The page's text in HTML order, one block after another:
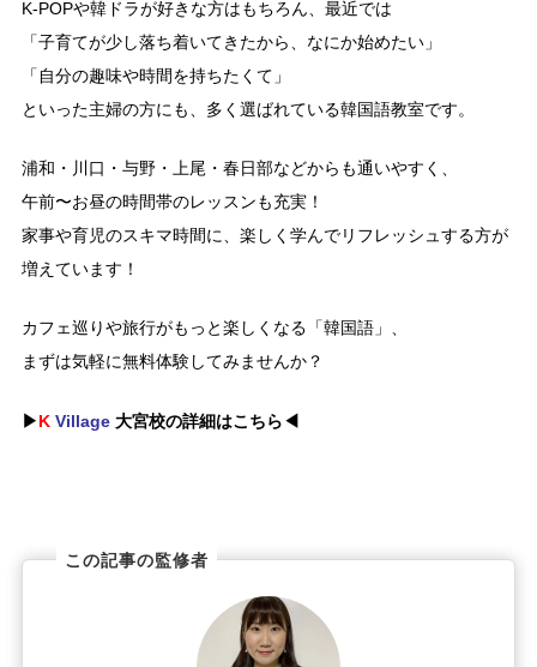
K-POPや韓ドラが好きな方はもちろん、最近では
「子育てが少し落ち着いてきたから、なにか始めたい」
「自分の趣味や時間を持ちたくて」
といった主婦の方にも、多く選ばれている韓国語教室です。
浦和・川口・与野・上尾・春日部などからも通いやすく、
午前〜お昼の時間帯のレッスンも充実！
家事や育児のスキマ時間に、楽しく学んでリフレッシュする方が
増えています！
カフェ巡りや旅行がもっと楽しくなる「韓国語」、
まずは気軽に無料体験してみませんか？
▶ K Village大宮校の詳細はこちら◀
この記事の監修者